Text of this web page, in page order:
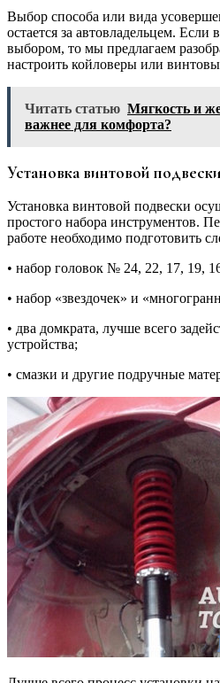
Выбор способа или вида
остается за автовладельцем.
выбором, то мы предлагаем
настроить койловеры или
Читать статью Мягкость и
важнее для комфорта?
Установка винтовой подвески
Установка винтовой подвески
простого набора инструментов.
работе необходимо подготовить
• набор головок № 24, 22, 17, 19,
• набор «звездочек» и
• два домкрата, лучше всего
устройства;
• смазки и другие подручные